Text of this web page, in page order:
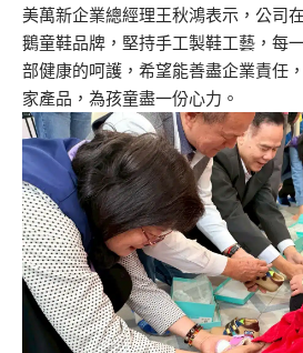
美萬新企業總經理王秋鴻表示，公司
鵝童鞋品牌，堅持手工製鞋工藝，每
部健康的呵護，希望能善盡企業責任
家產品，為孩童盡一份心力。